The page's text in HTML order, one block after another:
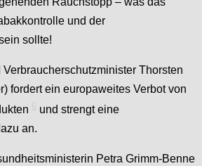
und der
sollte!
Thorsten
fordert ein europaweites Verbot von
und strengt eine
an.
Petra Grimm-Benne